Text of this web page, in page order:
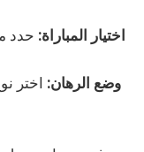
اختيار المباراة: حدد
وضع الرهان: اختر